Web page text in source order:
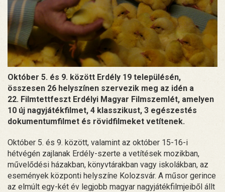
Október 5. és 9. között Erdély 19 településén,
összesen 26 helyszínen szervezik meg az idén a
22. Filmtettfeszt Erdélyi Magyar Filmszemlét, amelyen
10 új nagyjátékfilmet, 4 klasszikust, 3 egészestés
dokumentumfilmet és rövidfilmeket vetítenek.
Október 5. és 9. között, valamint az október 15-16-i
hétvégén zajlanak Erdély-szerte a vetítések mozikban,
művelődési házakban, könyvtárakban vagy iskolákban, az
események központi helyszíne Kolozsvár. A műsor gerince
az elmúlt egy-két év legjobb magyar nagyjátékfilmjeiből állt